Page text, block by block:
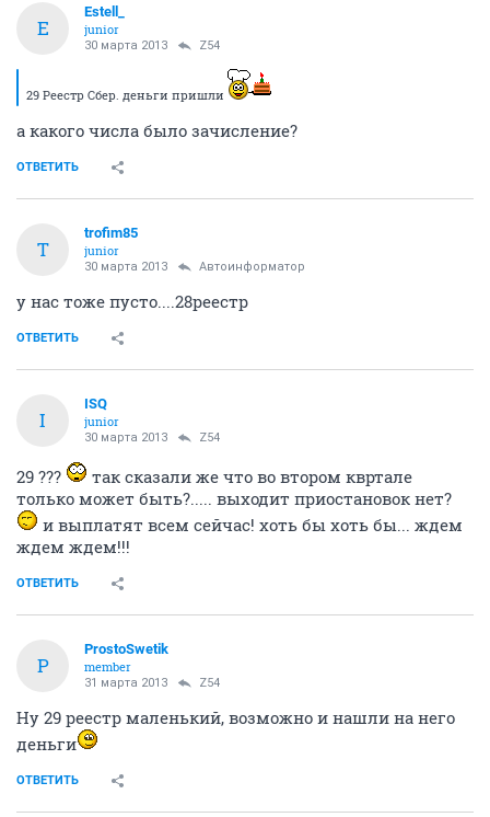
E
Estell_
junior
30 марта 2013 Z54
29 Реестр Сбер. деньги пришли
а какого числа было зачисление?
ОТВЕТИТЬ
T
trofim85
junior
30 марта 2013 Автоинформатор
у нас тоже пусто....28реестр
ОТВЕТИТЬ
I
ISQ
junior
30 марта 2013 Z54
29 ???
так сказали же что во втором квртале
только может быть?..... выходит приостановок нет?
и выплатят всем сейчас! хоть бы хоть бы... ждем
ждем ждем!!!
ОТВЕТИТЬ
P
ProstoSwetik
member
31 марта 2013 Z54
Ну 29 реестр маленький, возможно и нашли на него
деньги
ОТВЕТИТЬ